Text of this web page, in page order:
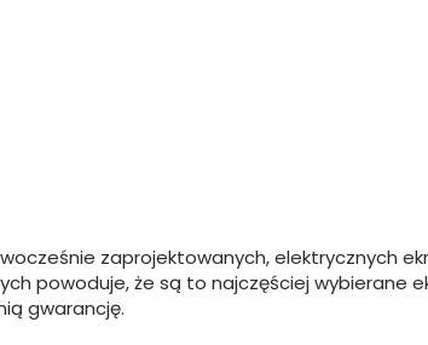
zaprojektowanych, elektrycznych
powoduje, że są to najczęściej wybierane
gwarancję.